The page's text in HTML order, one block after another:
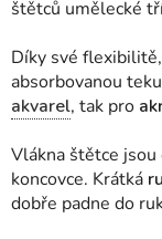
štětců umělecké
Díky své
absorbovanou
akvarel, tak pro
Vlákna štětce jsou
koncovce. Krátká
dobře padne do